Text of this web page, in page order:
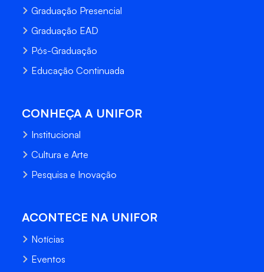
Graduação Presencial
Graduação EAD
Pós-Graduação
Educação Continuada
CONHEÇA A UNIFOR
Institucional
Cultura e Arte
Pesquisa e Inovação
ACONTECE NA UNIFOR
Notícias
Eventos